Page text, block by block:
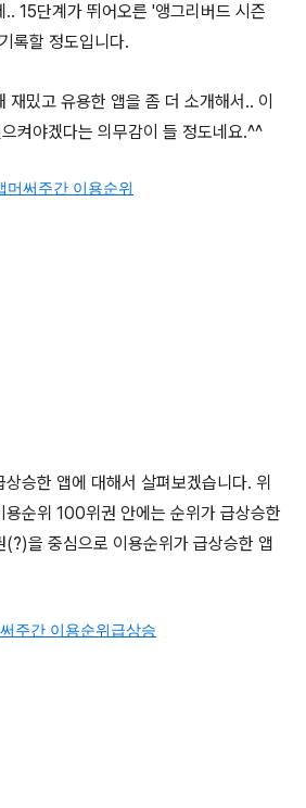
15단계가 뛰어오른 '앵그리버드 시즌
록할 정도입니다.
재밌고 유용한 앱을 좀 더 소개해서.. 이
켜야겠다는 의무감이 들 정도네요.^^
머써주간 이용순위
승한 앱에 대해서 살펴보겠습니다. 위
용순위 100위권 안에는 순위가 급상승한
(?)을 중심으로 이용순위가 급상승한 앱
주간 이용순위급상승